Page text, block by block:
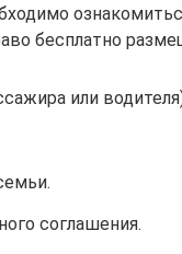
бесплатно
или
соглашения.